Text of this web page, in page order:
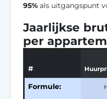
95% als uitgangspunt
Jaarlijkse
per
#
Formule: